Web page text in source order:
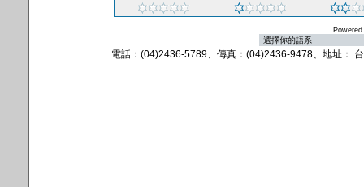
電話：(04)2436-5789、傳真：(04)2436-9478、地址：